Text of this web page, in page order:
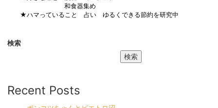
和食器集め
★ハマっていること 占い ゆるくできる節約を研究中
検索
検索
Recent Posts